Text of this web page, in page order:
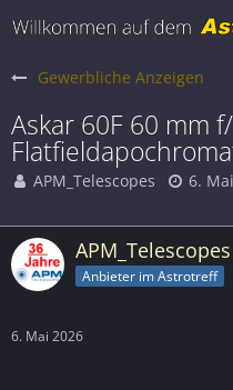
Gewerbliche Anzeigen
Askar 60F 60 mm
APM_Telescopes 6.
APM_Telescopes
Anbieter im Astrotreff
6. Mai 2026